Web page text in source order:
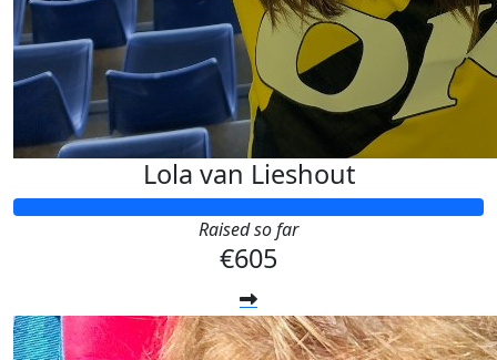
Lola van Lieshout
Raised so far
€605